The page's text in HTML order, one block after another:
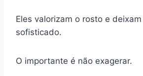
Eles valorizam o rosto e
sofisticado.
O importante é não exagerar.